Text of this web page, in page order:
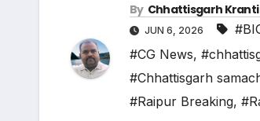
By Chhattisgarh Kranti
JUN 6, 2026
#CG News,
#Chhattisgarh
#Raipur Breaking,